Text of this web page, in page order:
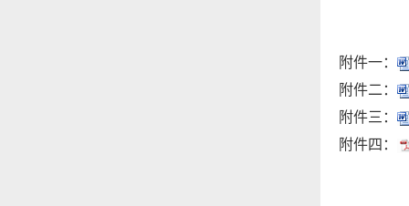
附件一：
附件二：
附件三：
附件四：